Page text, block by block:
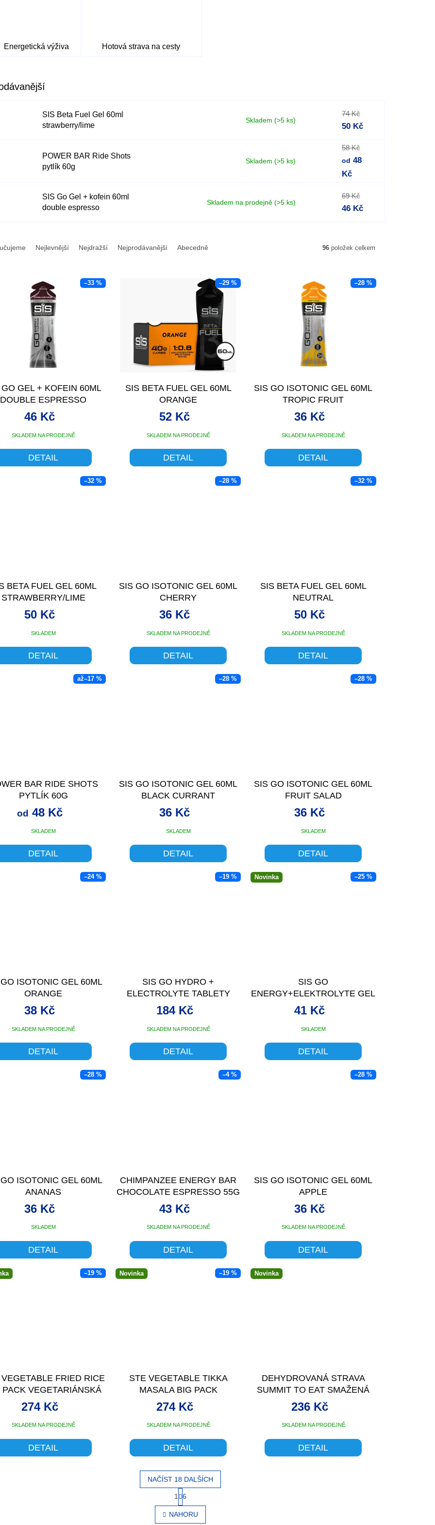
Energetická výživa Hotová strava na cesty
SIS Beta Fuel Gel 60ml
strawberry/lime
Skladem (>5 ks)
74 Kč
50 Kč
POWER BAR Ride Shots
pytlík 60g
Skladem (>5 ks)
58 Kč
od 48
Kč
SIS Go Gel + kofein 60ml
double espresso
Skladem na prodejně (>5 ks)
69 Kč
46 Kč
Nejlevnější Nejdražší Nejprodávanější Abecedně 96 položek celkem
–33 %
GEL + KOFEIN 60ML
DOUBLE ESPRESSO
SKLADEM NA PRODEJNĚ
46 Kč
DETAIL
–29 %
SIS BETA FUEL GEL 60ML
ORANGE
SKLADEM NA PRODEJNĚ
52 Kč
DETAIL
–28 %
SIS GO ISOTONIC GEL 60ML
TROPIC FRUIT
SKLADEM NA PRODEJNĚ
36 Kč
DETAIL
–32 %
BETA FUEL GEL 60ML
STRAWBERRY/LIME
SKLADEM
50 Kč
DETAIL
–28 %
SIS GO ISOTONIC GEL 60ML
CHERRY
SKLADEM NA PRODEJNĚ
36 Kč
DETAIL
–32 %
SIS BETA FUEL GEL 60ML
NEUTRAL
SKLADEM NA PRODEJNĚ
50 Kč
DETAIL
až–17 %
BAR RIDE SHOTS
PYTLÍK 60G
SKLADEM
od 48 Kč
DETAIL
–28 %
SIS GO ISOTONIC GEL 60ML
BLACK CURRANT
SKLADEM
36 Kč
DETAIL
–28 %
SIS GO ISOTONIC GEL 60ML
FRUIT SALAD
SKLADEM
36 Kč
DETAIL
–24 %
ISOTONIC GEL 60ML
ORANGE
SKLADEM NA PRODEJNĚ
38 Kč
DETAIL
–19 %
SIS GO HYDRO +
ELECTROLYTE TABLETY
20X4,5G PINK GR
SKLADEM NA PRODEJNĚ
184 Kč
DETAIL
Novinka –25 %
SIS GO
ENERGY+ELEKTROLYTE GEL
60ML RASPBERRY
SKLADEM
41 Kč
DETAIL
–28 %
ISOTONIC GEL 60ML
ANANAS
SKLADEM
36 Kč
DETAIL
–4 %
CHIMPANZEE ENERGY BAR
CHOCOLATE ESPRESSO 55G
SKLADEM NA PRODEJNĚ
43 Kč
DETAIL
–28 %
SIS GO ISOTONIC GEL 60ML
APPLE
SKLADEM NA PRODEJNĚ
36 Kč
DETAIL
–19 %
FRIED RICE
PACK VEGETARIÁNSKÁ
RÝŽE VELKÁ
VÍC - ZAPLAŤ MÍŇ
SKLADEM NA PRODEJNĚ
274 Kč
DETAIL
Novinka –19 %
STE VEGETABLE TIKKA
MASALA BIG PACK
VEGETARIÁNSKÁ TIKKA
MASALA S RÝŽÍ VELKÁ
VÍC - ZAPLAŤ MÍŇ
SKLADEM NA PRODEJNĚ
274 Kč
DETAIL
Novinka
DEHYDROVANÁ STRAVA
SUMMIT TO EAT SMAŽENÁ
RÝŽE SE ZELENINOU
VELIKOST 121 G
SKLADEM NA PRODEJNĚ
236 Kč
DETAIL
O
v
NAČÍST 18 DALŠÍCH
S
t
r
á
1 6
NAHORU